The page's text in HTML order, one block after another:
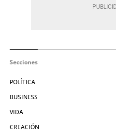
Secciones
POLÍTICA
BUSINESS
VIDA
CREACIÓN